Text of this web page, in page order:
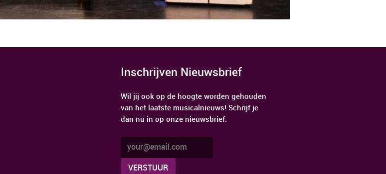
Inschrijven Nieuwsbrief
Wil jij ook op de hoogte worden gehouden
van het laatste musicalnieuws! Schrijf je
dan nu in op onze nieuwsbrief.